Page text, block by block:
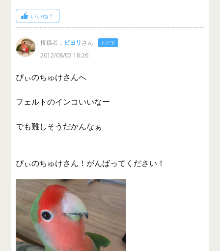
いいね！
投稿者： ピヨリさん トピ主
2012/08/05 18:26
ぴぃのちゅけさんへ
フェルトのインコいいなー
でも難しそうだかんなぁ
ぴぃのちゅけさん！がんばってください！